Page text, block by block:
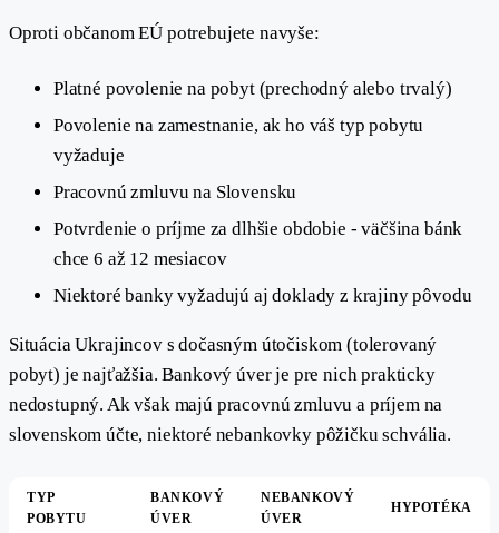
Oproti občanom EÚ potrebujete navyše:
Platné povolenie na pobyt (prechodný alebo trvalý)
Povolenie na zamestnanie, ak ho váš typ pobytu
vyžaduje
Pracovnú zmluvu na Slovensku
Potvrdenie o príjme za dlhšie obdobie - väčšina bánk
chce 6 až 12 mesiacov
Niektoré banky vyžadujú aj doklady z krajiny pôvodu
Situácia Ukrajincov s dočasným útočiskom (tolerovaný
pobyt) je najťažšia. Bankový úver je pre nich prakticky
nedostupný. Ak však majú pracovnú zmluvu a príjem na
slovenskom účte, niektoré nebankovky pôžičku schvália.
TYP
POBYTU
BANKOVÝ
ÚVER
NEBANKOVÝ
ÚVER
HYPOTÉKA